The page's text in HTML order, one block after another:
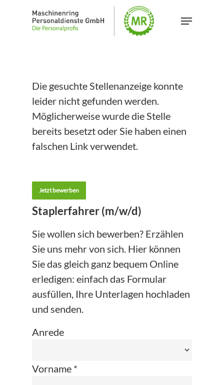
Menu
Die gesuchte Stellenanzeige konnte
leider nicht gefunden werden.
Möglicherweise wurde die Stelle
bereits besetzt oder Sie haben einen
falschen Link verwendet.
Jetzt bewerben
Staplerfahrer (m/w/d)
Sie wollen sich bewerben? Erzählen
Sie uns mehr von sich. Hier können
Sie das gleich ganz bequem Online
erledigen: einfach das Formular
ausfüllen, Ihre Unterlagen hochladen
und senden.
Anrede
Vorname *